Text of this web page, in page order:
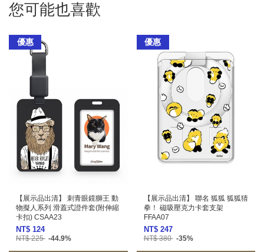
您可能也喜歡
優惠
【展示品出清】 刺青眼鏡獅王 動
物擬人系列 滑蓋式證件套(附伸縮
卡扣) CSAA23
NT$ 124
NT$ 225 -44.9%
優惠
【展示品出清】 聯名 狐狐 狐狐猜
拳！ 磁吸壓克力卡套支架
FFAA07
NT$ 247
NT$ 380 -35%